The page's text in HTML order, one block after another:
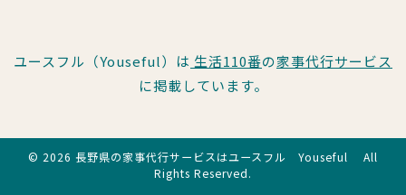
ユースフル（Youseful）は 生活110番の家事代行サービス
に掲載しています。
© 2026 長野県の家事代行サービスはユースフル Youseful All
Rights Reserved.